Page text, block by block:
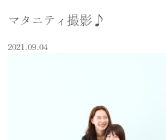
マタニティ撮影♪
2021.09.04